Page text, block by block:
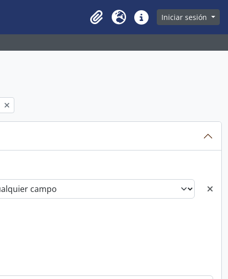
Clipboard
Idioma Enlaces rápidos
Iniciar sesión